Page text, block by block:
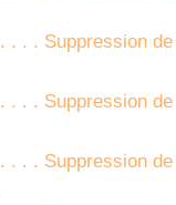
. . . . Suppression de
. . . . Suppression de
. . . . Suppression de